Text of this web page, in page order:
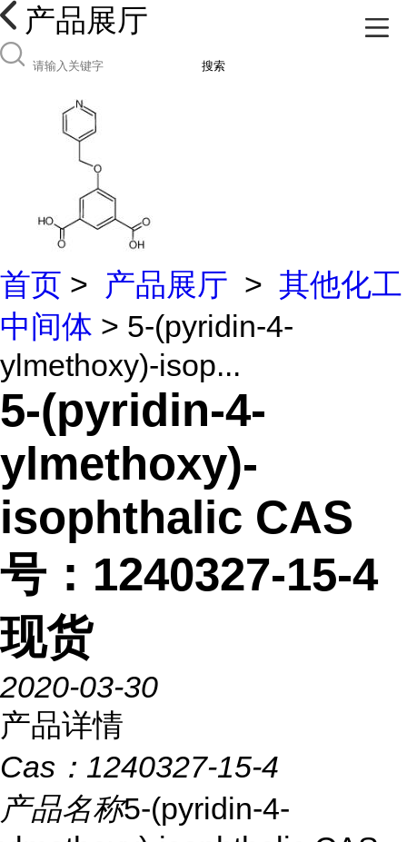
产品展厅
搜索
首页 > 产品展厅 > 其他化工
中间体 > 5-(pyridin-4-
ylmethoxy)-isop...
5-(pyridin-4-
ylmethoxy)-
isophthalic CAS
号：1240327-15-4
现货
2020-03-30
产品详情
Cas： 1240327-15-4
产品名称5-(pyridin-4-